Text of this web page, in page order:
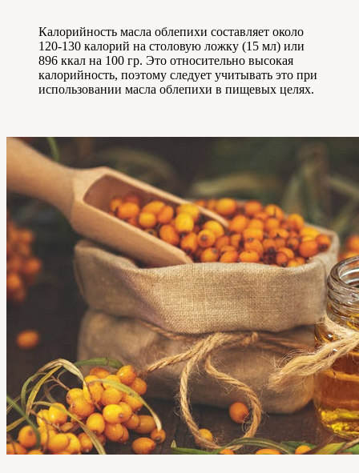
Калорийность масла облепихи составляет около
120-130 калорий на столовую ложку (15 мл) или
896 ккал на 100 гр. Это относительно высокая
калорийность, поэтому следует учитывать это при
использовании масла облепихи в пищевых целях.